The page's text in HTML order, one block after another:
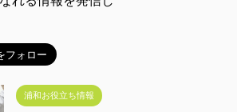
浦和お役立ち情報